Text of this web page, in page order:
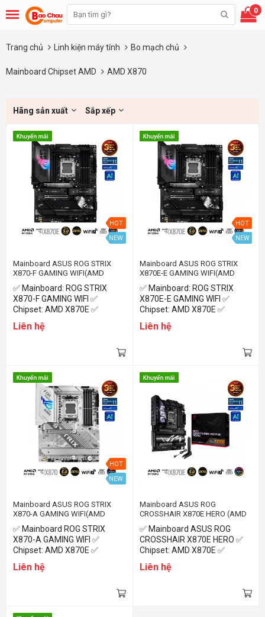
0
Trang chủ Linh kiện máy tính Bo mạch chủ
Mainboard Chipset AMD AMD X870
Hãng sản xuất Sắp xếp
HOT
NEW
Mainboard ASUS ROG STRIX
X870-F GAMING WIFI(AMD
RAM DDR5)
✅ Mainboard: ROG STRIX
X870-F GAMING WIFI ✅
Chipset: AMD X870E ✅
khe DDR5 ✅ Kích thước: ATX
Liên hệ
HOT
NEW
Mainboard ASUS ROG STRIX
X870E-E GAMING WIFI(AMD
RAM DDR5)
✅ Mainboard: ROG STRIX
X870E-E GAMING WIFI ✅
Chipset: AMD X870E ✅
khe DDR5 ✅ Kích thước: ATX
Liên hệ
HOT
NEW
Mainboard ASUS ROG STRIX
X870-A GAMING WIFI(AMD
X870E, Socket AM5, ATX, 4 x
RAM DDR5)
✅ Mainboard ROG STRIX
X870-A GAMING WIFI ✅
Chipset: AMD X870E ✅
khe DDR5 ✅ Kích thước: ATX
Liên hệ
Mainboard ASUS ROG
CROSSHAIR X870E HERO (AMD
X870E, Socket AM5, ATX, 4 x
RAM DDR5)
✅ Mainboard ASUS ROG
CROSSHAIR X870E HERO ✅
Chipset: AMD X870E ✅
khe DDR5 ✅ Kích thước: ATX
Liên hệ